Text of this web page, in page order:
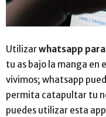
Utilizarwhatsapp
tu as bajo la manga en
vivimos; whatsapp
permita catapultar tu
puedes utilizar esta